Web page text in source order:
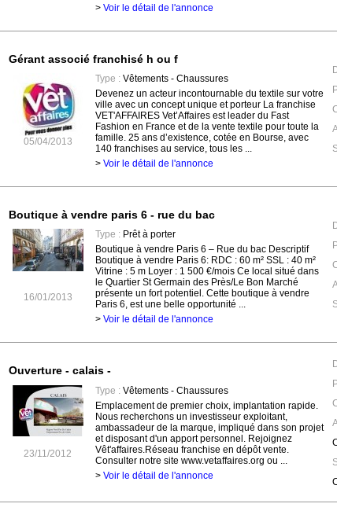
> Voir le détail de l'annonce
Gérant associé franchisé h ou f
05/04/2013
Type :Vêtements - Chaussures
Devenez un acteur incontournable du textile sur votre
ville avec un concept unique et porteur La franchise
VET'AFFAIRES Vet’Affaires est leader du Fast
Fashion en France et de la vente textile pour toute la
famille. 25 ans d’existence, cotée en Bourse, avec
140 franchises au service, tous les ...
> Voir le détail de l'annonce
Boutique à vendre paris 6 - rue du bac
16/01/2013
Type :Prêt à porter
Boutique à vendre Paris 6 – Rue du bac Descriptif
Boutique à vendre Paris 6: RDC : 60 m² SSL : 40 m²
Vitrine : 5 m Loyer : 1 500 €/mois Ce local situé dans
le Quartier St Germain des Près/Le Bon Marché
présente un fort potentiel. Cette boutique à vendre
Paris 6, est une belle opportunité ...
> Voir le détail de l'annonce
Ouverture - calais -
23/11/2012
Type :Vêtements - Chaussures
Emplacement de premier choix, implantation rapide.
Nous recherchons un investisseur exploitant,
ambassadeur de la marque, impliqué dans son projet
et disposant d'un apport personnel. Rejoignez
Vêt'affaires.Réseau franchise en dépôt vente.
Consulter notre site www.vetaffaires.org ou ...
> Voir le détail de l'annonce